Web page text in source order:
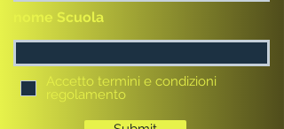
nome Scuola
Accetto termini e condizioni
regolamento